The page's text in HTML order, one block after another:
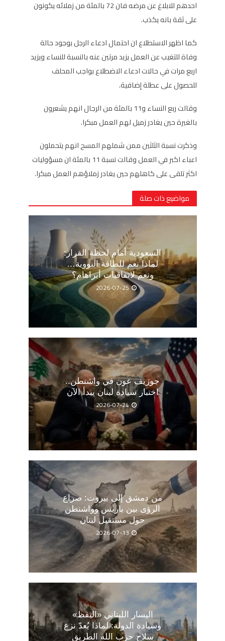
احدهم للابلاغ عن مرضه فان 72 بالمئة من زملائه يكونون
على ثقة بانه يكذب.
كما اظهر الاستطلاع ان احتمال ادعاء الرجل بوجود حالة
وفاة للتغيب عن العمل يزيد مرتين عنه بالنسبة للنساء ويزيد
اربع مرات في حالات ادعاء الاضطلاع بواجب المحلف
للحصول على عطلة إضافية.
وقالت ربع النساء و11 بالمئة من الرجال انهم يشعرون
بالغيرة حين يغادر زميل لهم العمل مبكرا.
وذكرت نسبة الثلثين ممن شملهم المسح انهم يتحملون
اعباء اكبر في العمل وقالت نسبة 11 بالمئة ان مسؤوليات
اكثر تلقى على كاهلهم حين يغادر زملاؤهم العمل مبكرا.
مواضيع ذات صلة
السعودية أمام لحظة القرار:
لماذا نعم للطاقة النووية…
ونعم لاتفاقيات أبراهام؟
2026-07-25
جوزيف عون في واشنطن..
اختبار سيادة لبنان يبدأ الآن
2026-07-24
من دمشق إلى بيروت: صراع
الرؤى بين باريس وواشنطن
حول مستقبل لبنان
2026-07-13
اليسار اللبناني «اليقظ»
وسيادة الدولة: لماذا يُعدّ نزع
سلاح حزب الله الطريق